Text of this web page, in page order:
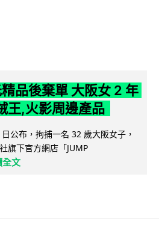
品後棄單 大阪女 2 年
王,火影周邊產品
公布，拘捕一名 32 歲大阪女子，
旗下官方網店「JUMP
全文